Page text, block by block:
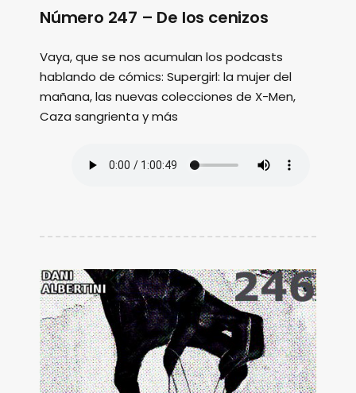
Número 247 – De los cenizos
Vaya, que se nos acumulan los podcasts
hablando de cómics: Supergirl: la mujer del
mañana, las nuevas colecciones de X-Men,
Caza sangrienta y más